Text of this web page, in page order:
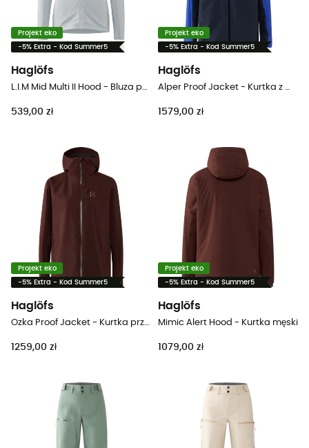
Projekt eko
-5% Extra - Kod Summer5
Haglöfs
L.I.M Mid Multi II Hood - Bluza polarowa damska
539,00 zł
Projekt eko
-5% Extra - Kod Summer5
Haglöfs
Alper Proof Jacket - Kurtka z membraną meska
1579,00 zł
Projekt eko
-5% Extra - Kod Summer5
Haglöfs
Ozka Proof Jacket - Kurtka przeciwdeszczowa damska
1259,00 zł
Projekt eko
-5% Extra - Kod Summer5
Haglöfs
Mimic Alert Hood - Kurtka męski
1079,00 zł